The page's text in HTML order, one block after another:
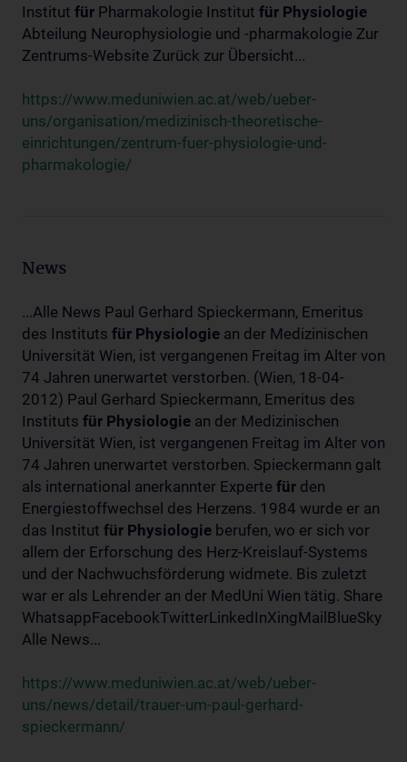
Institut für Pharmakologie Institut für Physiologie
Abteilung Neurophysiologie und -pharmakologie Zur
Zentrums-Website Zurück zur Übersicht...
https://www.meduniwien.ac.at/web/ueber-
uns/organisation/medizinisch-theoretische-
einrichtungen/zentrum-fuer-physiologie-und-
pharmakologie/
News
...Alle News Paul Gerhard Spieckermann, Emeritus
des Instituts für Physiologie an der Medizinischen
Universität Wien, ist vergangenen Freitag im Alter von
74 Jahren unerwartet verstorben. (Wien, 18-04-
2012) Paul Gerhard Spieckermann, Emeritus des
Instituts für Physiologie an der Medizinischen
Universität Wien, ist vergangenen Freitag im Alter von
74 Jahren unerwartet verstorben. Spieckermann galt
als international anerkannter Experte für den
Energiestoffwechsel des Herzens. 1984 wurde er an
das Institut für Physiologie berufen, wo er sich vor
allem der Erforschung des Herz-Kreislauf-Systems
und der Nachwuchsförderung widmete. Bis zuletzt
war er als Lehrender an der MedUni Wien tätig. Share
WhatsappFacebookTwitterLinkedInXingMailBlueSky
Alle News...
https://www.meduniwien.ac.at/web/ueber-
uns/news/detail/trauer-um-paul-gerhard-
spieckermann/